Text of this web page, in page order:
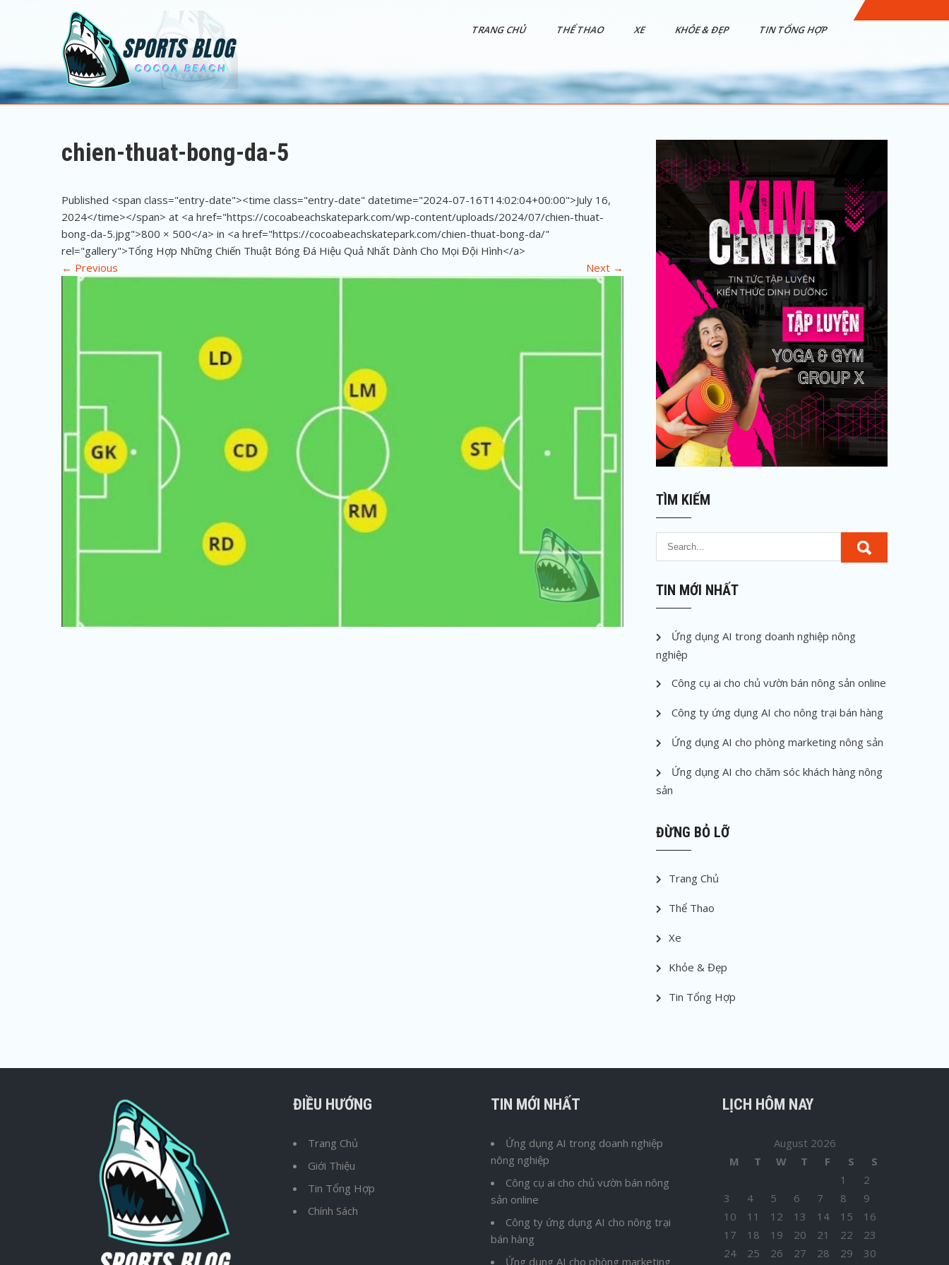
Sports Blog
Cocoa Beach
TRANG CHỦ THỂ THAO XE KHỎE & ĐẸP TIN TỔNG HỢP
chien-thuat-bong-da-5
Published <span class="entry-date"><time class="entry-date" datetime="2024-07-16T14:02:04+00:00">July 16,
2024</time></span> at <a href="https://cocoabeachskatepark.com/wp-content/uploads/2024/07/chien-thuat-
bong-da-5.jpg">800 × 500</a> in <a href="https://cocoabeachskatepark.com/chien-thuat-bong-da/"
rel="gallery">Tổng Hợp Những Chiến Thuật Bóng Đá Hiệu Quả Nhất Dành Cho Mọi Đội Hình</a>
← Previous Next →
TÌM KIẾM
TIN MỚI NHẤT
Ứng dụng AI trong doanh nghiệp nông
nghiệp
Công cụ ai cho chủ vườn bán nông sản online
Công ty ứng dụng AI cho nông trại bán hàng
Ứng dụng AI cho phòng marketing nông sản
Ứng dụng AI cho chăm sóc khách hàng nông
sản
ĐỪNG BỎ LỠ
Trang Chủ
Thể Thao
Xe
Khỏe & Đẹp
Tin Tổng Hợp
ĐIỀU HƯỚNG
Trang Chủ
Giới Thiệu
Tin Tổng Hợp
Chính Sách
TIN MỚI NHẤT
Ứng dụng AI trong doanh nghiệp
nông nghiệp
Công cụ ai cho chủ vườn bán nông
sản online
Công ty ứng dụng AI cho nông trại
bán hàng
Ứng dụng AI cho phòng marketing
LỊCH HÔM NAY
August 2026
M
T W T F S
S
1
2
3
4 5 6 7 8
9
10
11 12 13 14 15
16
17
18 19 20 21 22
23
24
25 26 27 28 29
30